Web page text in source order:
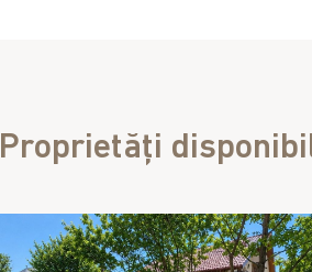
Proprietăți